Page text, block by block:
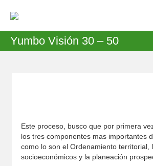
Yumbo Visión 30 – 50
Este proceso, busco que por primera
los tres componentes mas importantes
como lo son el Ordenamiento territorial,
socioeconómicos y la planeación